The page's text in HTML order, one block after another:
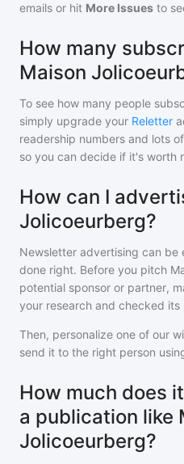
emails or hit More Issues to
How many
Maison
To see how many people
simply upgrade your Reletter
readership numbers and lots
so you can decide if it's worth
How can I
Jolicoeurberg?
Newsletter advertising can
done right. Before you pitch
potential sponsor or partner,
your research and checked
Then, personalize one of our
send it to the right person
How much does
a publication like
Jolicoeurberg?